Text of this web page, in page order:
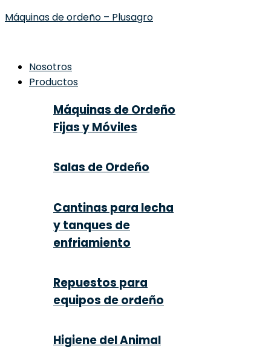
Máquinas de ordeño – Plusagro
Nosotros
Productos
Máquinas de Ordeño
Fijas y Móviles
Salas de Ordeño
Cantinas para lecha
y tanques de
enfriamiento
Repuestos para
equipos de ordeño
Higiene del Animal